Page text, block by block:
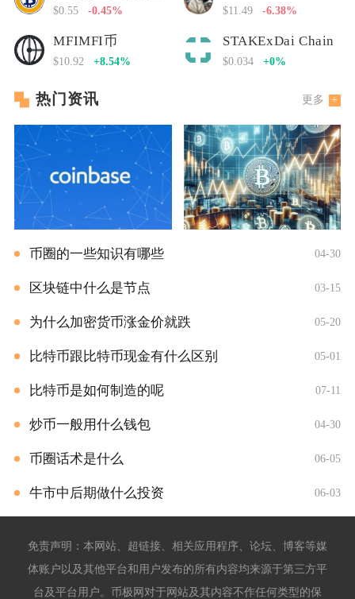
$0.55 -0.45% $11.49 -6.38%
MFIMFI币
$10.92 +8.54%
STAKExDai Chain
$0.034 +0%
热门资讯 更多
币圈的一些知识有哪些 04-30
区块链中什么是节点 03-15
为什么加密货币涨金价就跌 05-20
比特币跟比特币现金有什么区别 05-01
比特币是如何制造的呢 07-11
炒币一般用什么钱包 04-30
币圈话术是什么 06-05
牛市中后期做什么投资 06-03
免责声明：本网站、超链接、相关应用程序、论坛、博客等媒
体账户以及其他平台和用户发布的所有内容均来源于第三方平
台及平台用户。币极网对于网站及其内容不作任何类型的保